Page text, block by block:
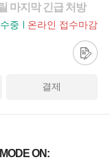
마지막 긴급 처방
중 온라인 접수마감
결제
ON: